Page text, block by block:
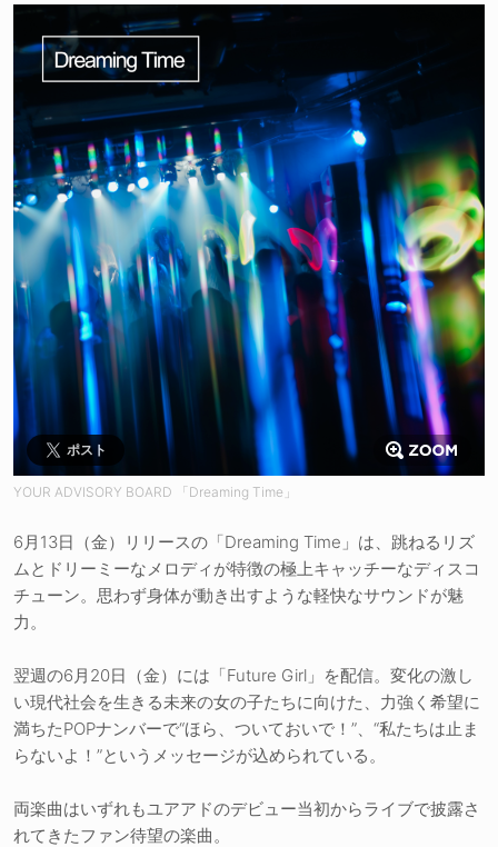
ポスト
YOUR ADVISORY BOARD 「Dreaming Time」
6月13日（金）リリースの「Dreaming Time」は、跳ねるリズ
ムとドリーミーなメロディが特徴の極上キャッチーなディスコ
チューン。思わず身体が動き出すような軽快なサウンドが魅
力。
翌週の6月20日（金）には「Future Girl」を配信。変化の激し
い現代社会を生きる未来の女の子たちに向けた、力強く希望に
満ちたPOPナンバーで“ほら、ついておいで！”、“私たちは止ま
らないよ！”というメッセージが込められている。
両楽曲はいずれもユアアドのデビュー当初からライブで披露さ
れてきたファン待望の楽曲。